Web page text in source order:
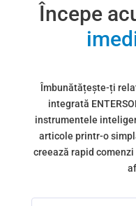
Începe
Îmbunătățește-ți
integrată
instrumentele
articole printr-o
creează rapid